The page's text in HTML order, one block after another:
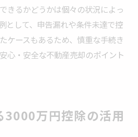
きるかどうかは個々の状況によっ
として、申告漏れや条件未達で控
ケースもあるため、慎重な手続き
心・安全な不動産売却のポイント
3000万円控除の活用